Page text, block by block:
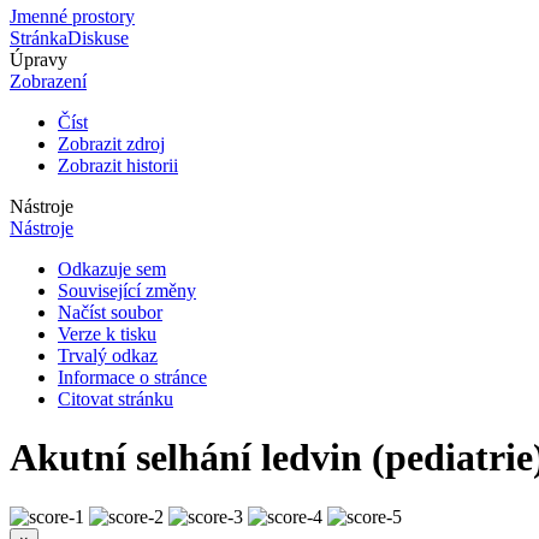
Jmenné prostory
StránkaDiskuse
Úpravy
Zobrazení
Číst
Zobrazit zdroj
Zobrazit historii
Nástroje
Nástroje
Odkazuje sem
Související změny
Načíst soubor
Verze k tisku
Trvalý odkaz
Informace o stránce
Citovat stránku
Akutní selhání ledvin